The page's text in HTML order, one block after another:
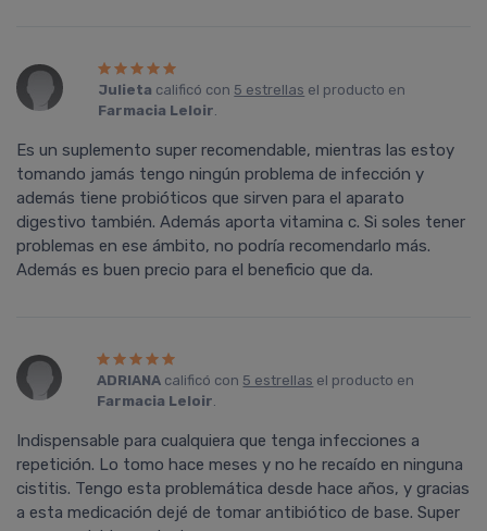
Julieta calificó con 5 estrellas el producto en
Farmacia Leloir.
Es un suplemento super recomendable, mientras las estoy
tomando jamás tengo ningún problema de infección y
además tiene probióticos que sirven para el aparato
digestivo también. Además aporta vitamina c. Si soles tener
problemas en ese ámbito, no podría recomendarlo más.
Además es buen precio para el beneficio que da.
ADRIANA calificó con 5 estrellas el producto en
Farmacia Leloir.
Indispensable para cualquiera que tenga infecciones a
repetición. Lo tomo hace meses y no he recaído en ninguna
cistitis. Tengo esta problemática desde hace años, y gracias
a esta medicación dejé de tomar antibiótico de base. Super